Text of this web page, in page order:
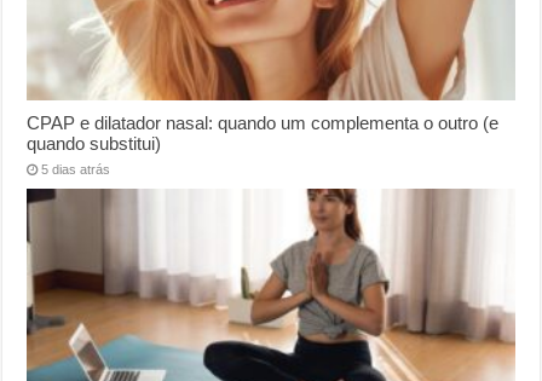
CPAP e dilatador nasal: quando um complementa o outro (e
quando substitui)
5 dias atrás